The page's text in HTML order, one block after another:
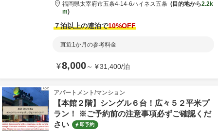
福岡県太宰府市五条4-14-6ハイネス五条 目的地から2.2k
m
７泊以上の連泊で10%OFF
直近1か月の参考料金
¥8,000～ ¥31,400/泊
アパートメント/マンション
【本館２階】シングル６台！広々５２平米プ
ラン！ ※ご予約前の注意事項必ずご確認くだ
さい
即予約